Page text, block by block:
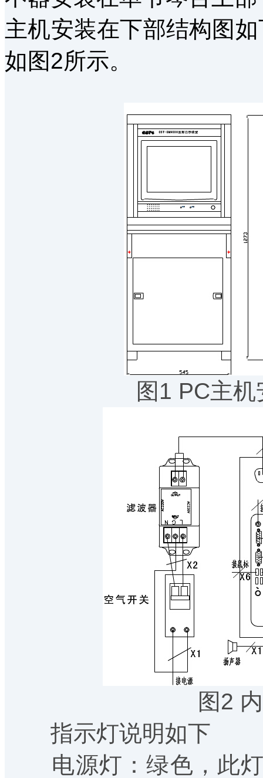
主机安装在下部结构图
如图2所示。
图1 PC主
图2
指示灯说明如下
电源灯：绿色，此灯